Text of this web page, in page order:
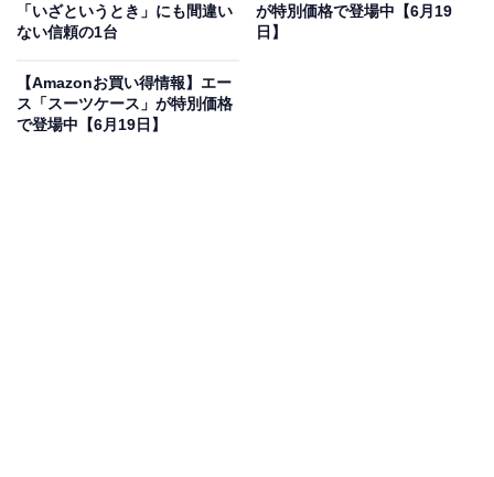
「いざというとき」にも間違い
ない信頼の1台
が特別価格で登場中【6月19
日】
【Amazonお買い得情報】エー
ス「スーツケース」が特別価格
で登場中【6月19日】